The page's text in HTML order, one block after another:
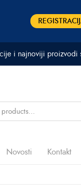
i najnoviji proizvodi
Novosti Kontakt